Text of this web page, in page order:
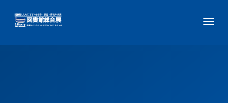
ー
用
メ